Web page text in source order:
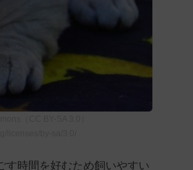
す時間を好むため飼いやすい